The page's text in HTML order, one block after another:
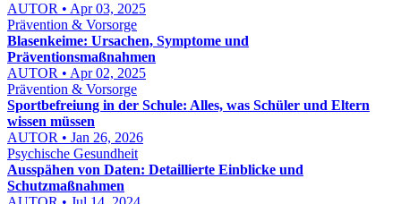
AUTOR • Apr 03, 2025
Prävention & Vorsorge
Blasenkeime: Ursachen, Symptome und
Präventionsmaßnahmen
AUTOR • Apr 02, 2025
Prävention & Vorsorge
Sportbefreiung in der Schule: Alles, was Schüler und Eltern
wissen müssen
AUTOR • Jan 26, 2026
Psychische Gesundheit
Ausspähen von Daten: Detaillierte Einblicke und
Schutzmaßnahmen